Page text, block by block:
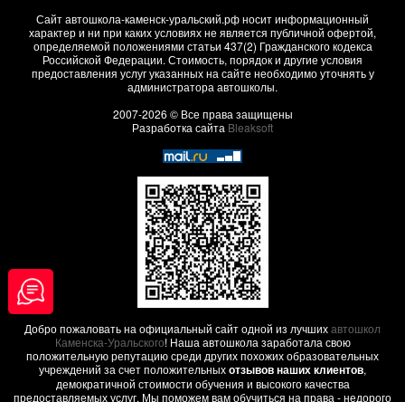
Сайт автошкола-каменск-уральский.рф носит информационный
характер и ни при каких условиях не является публичной офертой,
определяемой положениями статьи 437(2) Гражданского кодекса
Российской Федерации. Стоимость, порядок и другие условия
предоставления услуг указанных на сайте необходимо уточнять у
администратора автошколы.
2007-2026 © Все права защищены
Разработка сайта Bleaksoft
Добро пожаловать на официальный сайт одной из лучшихавтошкол
Каменска-Уральского! Наша автошкола заработала свою
положительную репутацию среди других похожих образовательных
учреждений за счет положительныхотзывов наших клиентов,
демократичной стоимости обучения и высокого качества
предоставляемых услуг. Мы поможем вам обучиться на права - недорого